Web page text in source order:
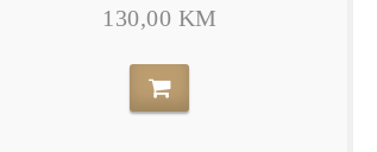
130,00 KM